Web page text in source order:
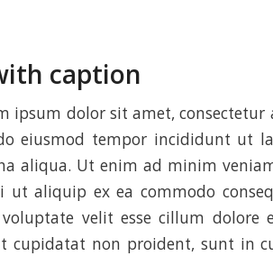
caption
ipsum dolor sit amet, consectetur
eiusmod tempor incididunt ut
aliqua. Ut enim ad minim
ut aliquip ex ea commodo
velit esse cillum dolore
cupidatat non proident, sunt in